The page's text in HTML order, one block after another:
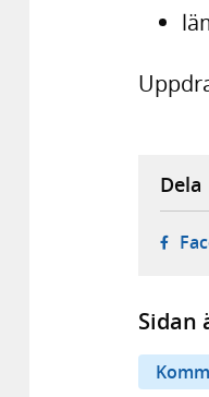
Dela
Sidan